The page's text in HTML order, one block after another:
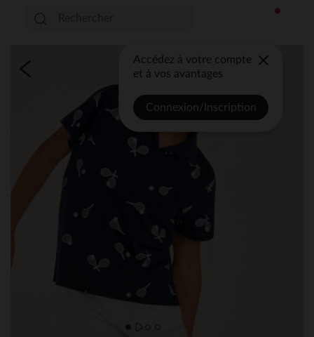
Accédez à votre compte
et à vos avantages
Connexion/Inscription